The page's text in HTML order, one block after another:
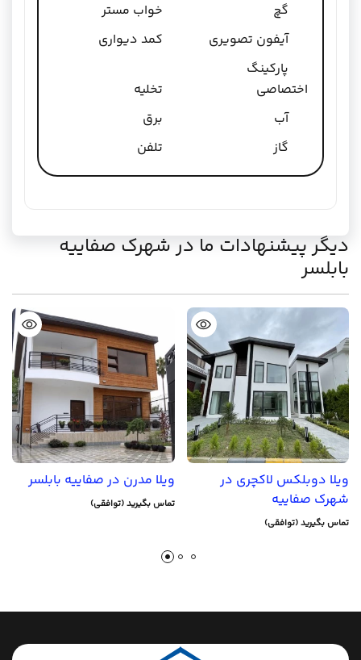
گچ
خواب مستر
آیفون تصویری
کمد دیواری
پارکینگ
اختصاصی
تخلیه
آب
برق
گاز
تلفن
دیگر پیشنهادات ما در شهرک صفاییه
بابلسر
ویلا مدرن در صفاییه بابلسر
تماس بگیرید (توافقی)
ویلا دوبلکس لاکچری در
شهرک صفاییه
تماس بگیرید (توافقی)